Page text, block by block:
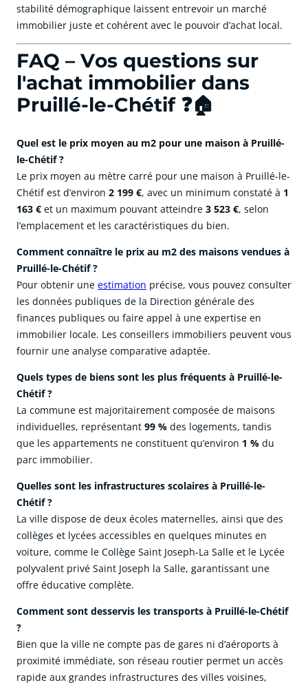
stabilité démographique laissent entrevoir un marché
immobilier juste et cohérent avec le pouvoir d’achat local.
FAQ – Vos questions sur
l'achat immobilier dans
Pruillé-le-Chétif ❓🏠
Quel est le prix moyen au m2 pour une maison à Pruillé-
le-Chétif ?
Le prix moyen au mètre carré pour une maison à Pruillé-le-
Chétif est d’environ 2 199 €, avec un minimum constaté à 1
163 € et un maximum pouvant atteindre 3 523 €, selon
l’emplacement et les caractéristiques du bien.
Comment connaître le prix au m2 des maisons vendues à
Pruillé-le-Chétif ?
Pour obtenir une estimation précise, vous pouvez consulter
les données publiques de la Direction générale des
finances publiques ou faire appel à une expertise en
immobilier locale. Les conseillers immobiliers peuvent vous
fournir une analyse comparative adaptée.
Quels types de biens sont les plus fréquents à Pruillé-le-
Chétif ?
La commune est majoritairement composée de maisons
individuelles, représentant 99 % des logements, tandis
que les appartements ne constituent qu’environ 1 % du
parc immobilier.
Quelles sont les infrastructures scolaires à Pruillé-le-
Chétif ?
La ville dispose de deux écoles maternelles, ainsi que des
collèges et lycées accessibles en quelques minutes en
voiture, comme le Collège Saint Joseph-La Salle et le Lycée
polyvalent privé Saint Joseph la Salle, garantissant une
offre éducative complète.
Comment sont desservis les transports à Pruillé-le-Chétif
?
Bien que la ville ne compte pas de gares ni d’aéroports à
proximité immédiate, son réseau routier permet un accès
rapide aux grandes infrastructures des villes voisines,